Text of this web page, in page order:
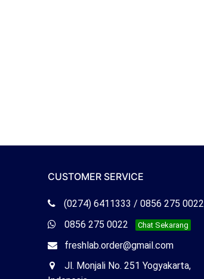
CUSTOMER SERVICE
Telepon
Freshlab
(0274) 6411333 / 0856 275 0022
Whatsapp
Freshlab
0856 275 0022 Chat Sekarang
Email
Freshlab
freshlab.order@gmail.com
OfficeJl. Monjali No. 251 Yogyakarta,